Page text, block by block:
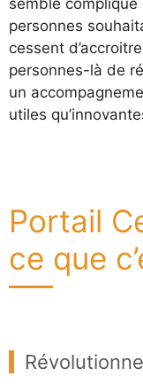
semble
personnes
cessent
personnes-là de
un
utiles
Portail
ce que